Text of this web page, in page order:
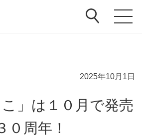
2025年10月1日
こ」は１０月で発売
０周年！